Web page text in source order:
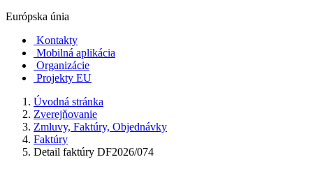
Európska únia
Kontakty
Mobilná aplikácia
Organizácie
Projekty EU
Úvodná stránka
Zverejňovanie
Zmluvy, Faktúry, Objednávky
Faktúry
Detail faktúry DF2026/074